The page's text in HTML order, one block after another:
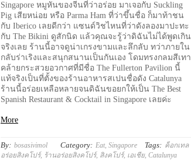
Singapore หมูหันของจีนที่ว่าอร่อย มาเจอกับ Suckling
Pig เสียหน่อย หรือ Parma Ham ที่ว่าขึ้นชื่อ ก็มาท้าชน
กับ Iberico เลยดีกว่า แซนด์วิชไหนที่ว่าดังลองมาปะทะ
กับ The Bikini ดูสักนิด แล้วคุณจะรู้ว่าดิฉันไม่ได้พูดเกิน
จริงเลย ร้านนี้อาจดูน่าเกรงขามและลึกลับ ทว่าภายใน
กลับร่าเริงและสนุกสนานเป็นกันเอง โดมทรงกลมสีเทา
คล้ายกระสวยอวกาศที่มีชื่อ The Fullerton Pavilion นี้
แท้จริงเป็นที่ตั้งของร้านอาหารสเปนชื่อดัง Catalunya
ร้านนี้อร่อยเหลือหลายจนดิฉันขอยกให้เป็น The Best
Spanish Restaurant & Cocktail in Singapore เลยค่ะ
More
By: bosasivimol Category: Eat,Singapore Tags: ค็อกเทล
อร่อยสิงคโปร์, ร้านอร่อยสิงคโปร์, สิงคโปร์, เอเชีย, Catalunya